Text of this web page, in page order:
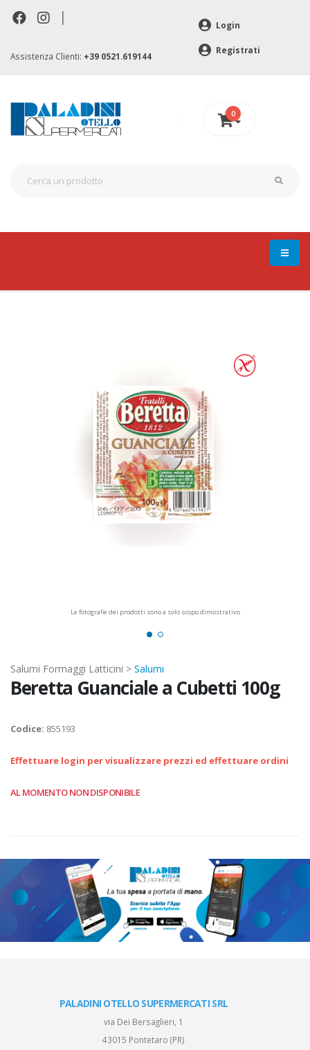
|
Assistenza Clienti: +39 0521.619144
Login
Registrati
0
Le fotografie dei prodotti sono a solo scopo dimostrativo
Salumi Formaggi Latticini > Salumi
Beretta Guanciale a Cubetti 100g
Codice: 855193
Effettuare login per visualizzare prezzi ed effettuare ordini
AL MOMENTO NON DISPONIBILE
PALADINI OTELLO SUPERMERCATI SRL
via Dei Bersaglieri, 1
43015 Pontetaro (PR)